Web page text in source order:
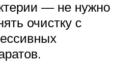
— не нужно
очистку с